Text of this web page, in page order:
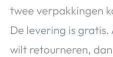
twee verpakkingen
De levering is
wilt retourneren,